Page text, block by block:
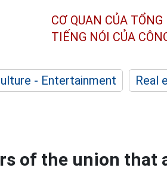
CƠ QUAN CỦA
TIẾNG NÓI CỦA
- Entertainment Real
of the union that